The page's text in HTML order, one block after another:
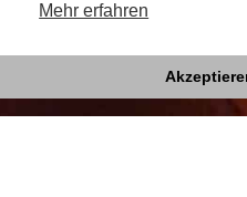
Mehr erfahren